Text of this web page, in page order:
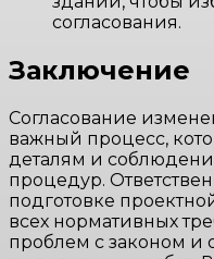
согласования.
Заключение
Согласование
важный процесс,
деталям и
процедур.
подготовке
всех нормативных
проблем с законом и